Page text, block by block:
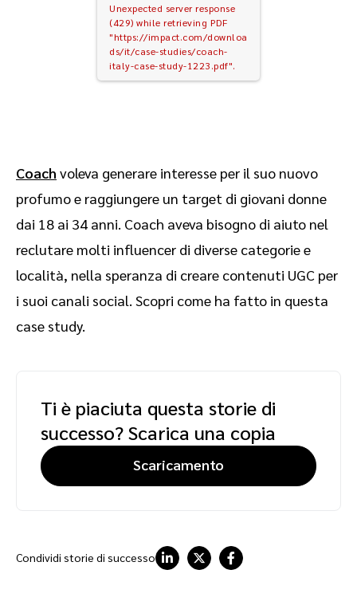
Unexpected server response
(429) while retrieving PDF
"https://impact.com/downloa
ds/it/case-studies/coach-
italy-case-study-1223.pdf".
Coach voleva generare interesse per il suo nuovo
profumo e raggiungere un target di giovani donne
dai 18 ai 34 anni. Coach aveva bisogno di aiuto nel
reclutare molti influencer di diverse categorie e
località, nella speranza di creare contenuti UGC per
i suoi canali social. Scopri come ha fatto in questa
case study.
Ti è piaciuta questa storie di
successo? Scarica una copia
Scaricamento
Condividi storie di successo